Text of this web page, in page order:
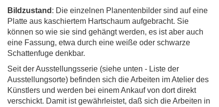
Bildzustand : Die einzelnen Planentenbilder sind auf eine
Platte aus kaschiertem Hartschaum aufgebracht. Sie
können so wie sie sind gehängt werden, es ist aber auch
eine Fassung, etwa durch eine weiße oder schwarze
Schattenfuge denkbar.
Seit der Ausstellungsserie (siehe unten - Liste der
Ausstellungsorte) befinden sich die Arbeiten im Atelier des
Künstlers und werden bei einem Ankauf von dort direkt
verschickt. Damit ist gewährleistet, daß sich die Arbeiten in